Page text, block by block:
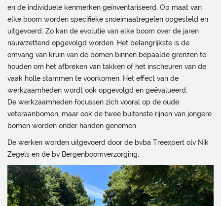
en de individuele kenmerken geïnventariseerd. Op maat van
elke boom worden specifieke snoeimaatregelen opgesteld en
uitgevoerd. Zo kan de evolutie van elke boom over de jaren
nauwzettend opgevolgd worden. Het belangrijkste is de
omvang van kruin van de bomen binnen bepaalde grenzen te
houden om het afbreken van takken of het inscheuren van de
vaak holle stammen te voorkomen. Het effect van de
werkzaamheden wordt ook opgevolgd en geëvalueerd.
De werkzaamheden focussen zich vooral op de oude
veteraanbomen, maar ook de twee buitenste rijnen van jongere
bomen worden onder handen genomen.
De werken worden uitgevoerd door de bvba Treexpert olv Nik
Zegels en de bv Bergenboomverzorging.